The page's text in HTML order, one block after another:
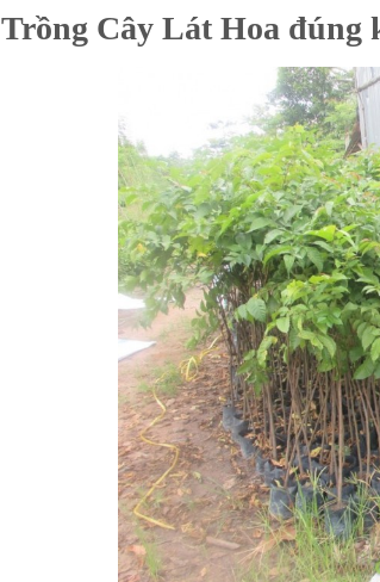
Trồng Cây Lát Hoa đúng